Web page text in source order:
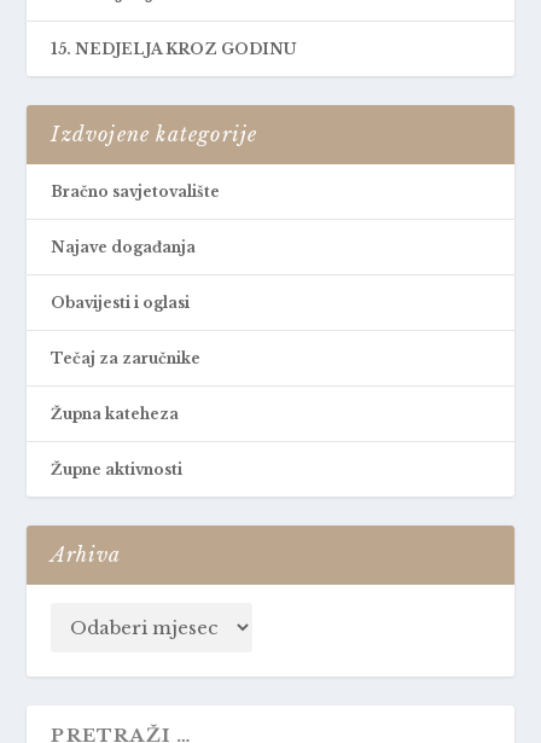
15. NEDJELJA KROZ GODINU
Izdvojene kategorije
Bračno savjetovalište
Najave događanja
Obavijesti i oglasi
Tečaj za zaručnike
Župna kateheza
Župne aktivnosti
Arhiva